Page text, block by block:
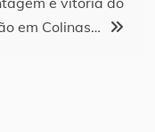
em Colinas…